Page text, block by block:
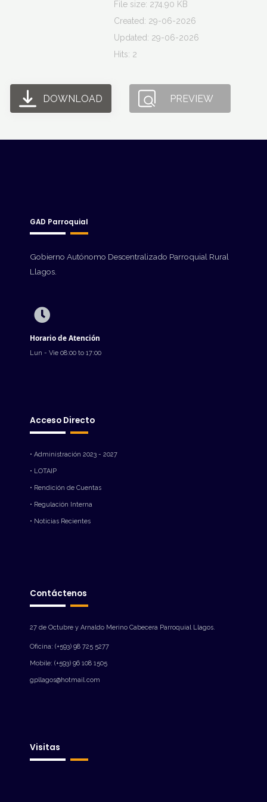
File size: 274.90 KB
Created: 29-06-2026
Updated: 29-06-2026
Hits: 2
DOWNLOAD PREVIEW
GAD Parroquial
Gobierno Autónomo Descentralizado Parroquial Rural
Llagos.
Horario de Atención
Lun - Vie 08:00 to 17:00
Acceso Directo
• Administración 2023 - 2027
• LOTAIP
• Rendición de Cuentas
• Regulación Interna
• Noticias Recientes
Contáctenos
27 de Octubre y Arnaldo Merino Cabecera Parroquial Llagos.
Oficina: (+593) 98 725 5277
Mobile: (+593) 96 108 1505
gpllagos@hotmail.com
Visitas